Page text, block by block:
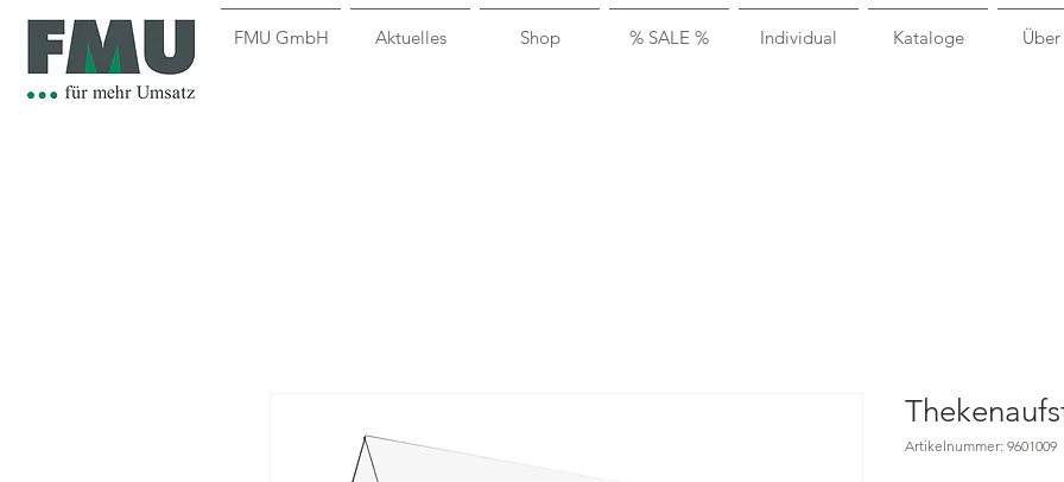
FMU GmbH Aktuelles Shop % SALE % Individual Kataloge Über
Artikelnummer: 9601009